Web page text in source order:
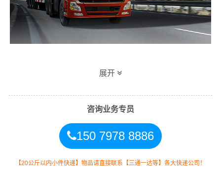
同泰汕头到梅州专线物流运输方式
同时，为了方便广大客户从汕头物流到梅州的不同运输时
同泰特推出汕头到梅州物流
方式，以此来降低从广东汕头到梅州的物流专线运输成
本，提高由汕头发货到梅州的物流效率，以便为新老客户
提供更加优质完善的一站式从汕头到广东梅州
门运输服务！
展开
咨询业务专员
150 7978 8886
【20公斤以内小件快递】物品请直接联系【三通一达等】各大快递公司！